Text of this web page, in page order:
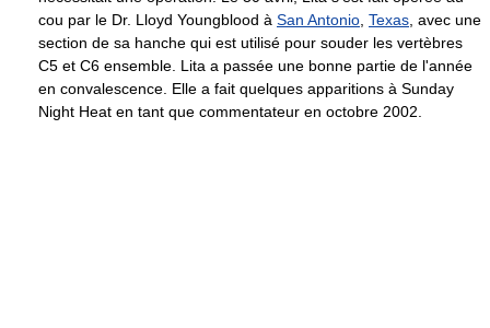
cou par le Dr. Lloyd Youngblood à San Antonio, Texas, avec une
section de sa hanche qui est utilisé pour souder les vertèbres
C5 et C6 ensemble. Lita a passée une bonne partie de l'année
en convalescence. Elle a fait quelques apparitions à Sunday
Night Heat en tant que commentateur en octobre 2002.